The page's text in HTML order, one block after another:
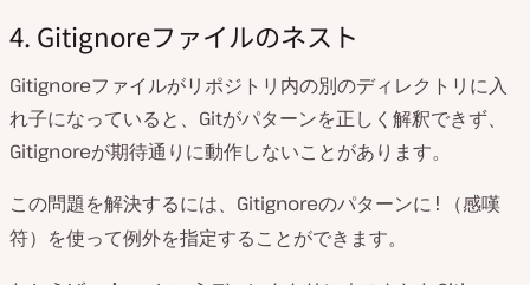
4. Gitignoreファイルのネスト
Gitignoreファイルがリポジトリ内の別のディレクトリに入
れ子になっていると、Gitがパターンを正しく解釈できず、
Gitignoreが期待通りに動作しないことがあります。
この問題を解決するには、Gitignoreのパターンに !
（感嘆
符）を使って例外を指定することができます。